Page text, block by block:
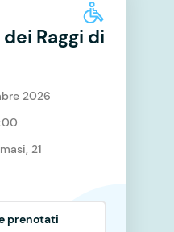
Raggi di
2026
21
prenotati